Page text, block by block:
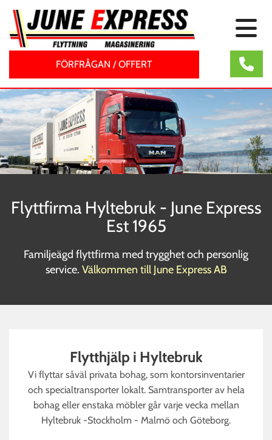
FÖRFRÅGAN / OFFERT
Flyttfirma Hyltebruk - June Express
Est 1965
Familjeägd flyttfirma med trygghet och personlig
service. Välkommen till June Express AB
Flytthjälp i Hyltebruk
Vi flyttar såväl privata bohag, som kontorsinventarier
och specialtransporter lokalt. Samtransporter av hela
bohag eller enstaka möbler går varje vecka mellan
Hyltebruk -Stockholm - Malmö och Göteborg.